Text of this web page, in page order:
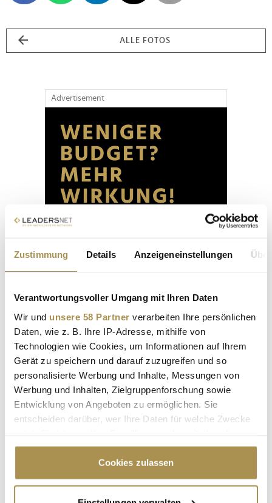
Zustimmung Details Anzeigeneinstellungen
Verantwortungsvoller Umgang mit Ihren Daten
Wir und unsere 58 Partner verarbeiten Ihre persönlichen
Daten, wie z. B. Ihre IP-Adresse, mithilfe von
Technologien wie Cookies, um Informationen auf Ihrem
Gerät zu speichern und darauf zuzugreifen und so
personalisierte Werbung und Inhalte, Messungen von
Werbung und Inhalten, Zielgruppenforschung sowie
Entwicklung von Angeboten zu ermöglichen. Sie
entscheiden darüber, wer Ihre Daten für welche Zwecke
Cookie-Erklärung oder durch Klicken auf das Privacy
Trigger Symbol ändern oder widerrufen
Cookies zulassen
ALLE FOTOS
Advertisement